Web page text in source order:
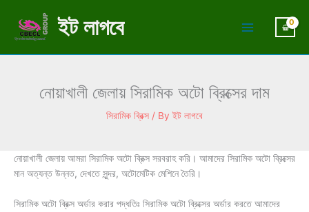
content
ইট লাগবে
নোয়াখালী জেলায় সিরামিক অটো ব্রিক্সের দাম
সিরামিক ব্রিক্স / By ইট লাগবে
নোয়াখালী জেলায় আমরা সিরামিক অটো ব্রিক্স সরবরাহ করি। আমাদের সিরামিক অটো ব্রিক্সের
মান অত্যন্ত উন্নত, দেখতে সুন্দর, অটোমেটিক মেশিনে তৈরি।
সিরামিক অটো ব্রিক্স অর্ডার করার পদ্ধতিঃ সিরামিক অটো ব্রিক্সের অর্ডার করতে আমাদের